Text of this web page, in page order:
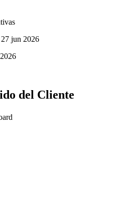
27 jun 2026
del Cliente